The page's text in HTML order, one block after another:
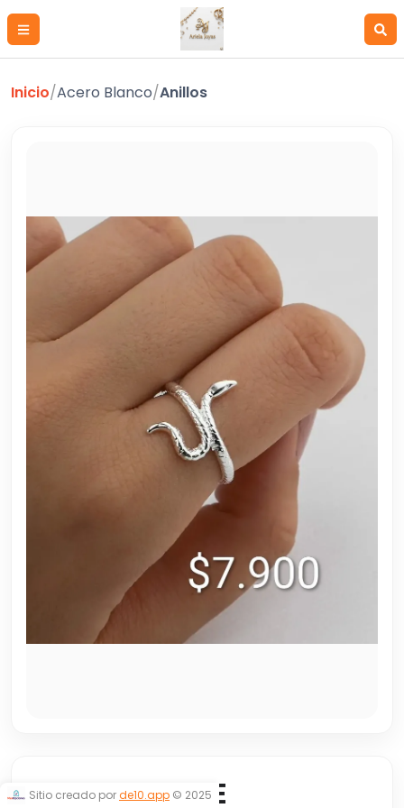
Inicio/Acero Blanco/Anillos
ANILLO SNAKE
Sitio creado porde10.app © 2025